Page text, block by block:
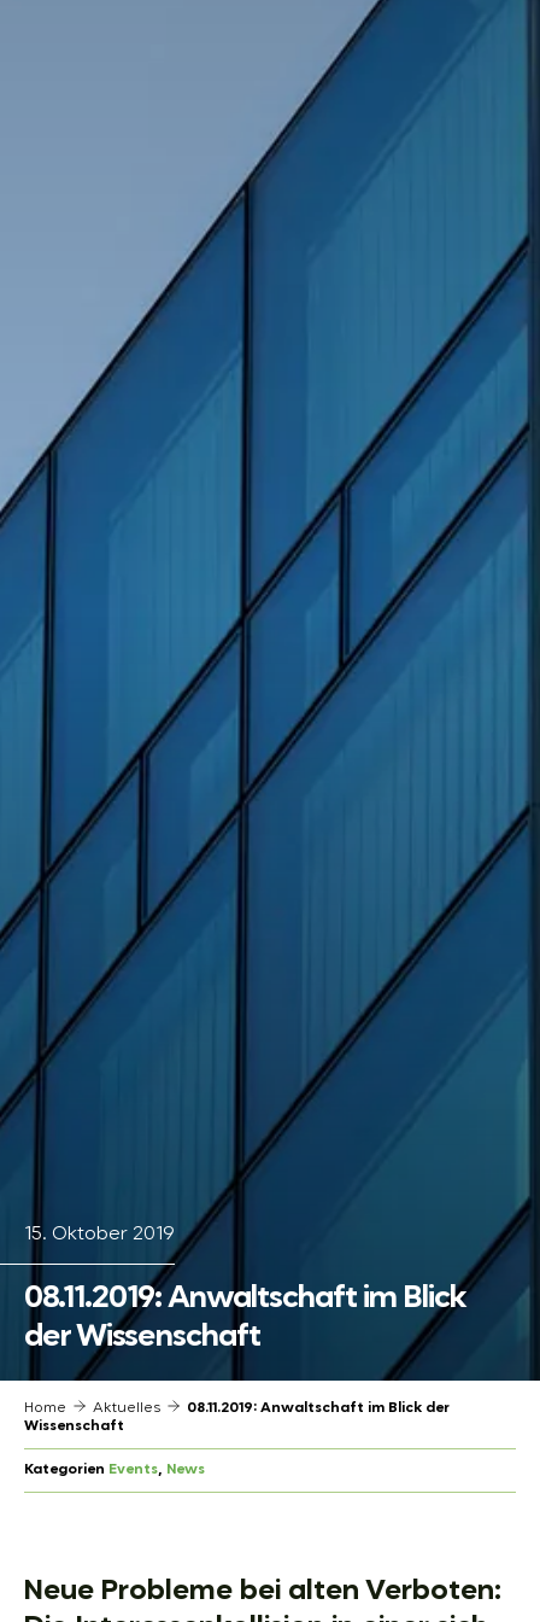
15. Oktober 2019
08.11.2019: Anwaltschaft im Blick
der Wissenschaft
Home Aktuelles
08.11.2019: Anwaltschaft im Blick der
Wissenschaft
Kategorien Events, News
Neue Probleme bei alten Verboten: